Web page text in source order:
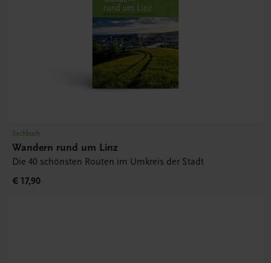
Sachbuch
Wandern rund um Linz
Die 40 schönsten Routen im Umkreis der Stadt
€ 17,90